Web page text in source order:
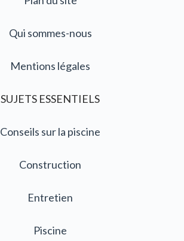
Qui sommes-nous
Mentions légales
SUJETS ESSENTIELS
Conseils sur la piscine
Construction
Entretien
Piscine